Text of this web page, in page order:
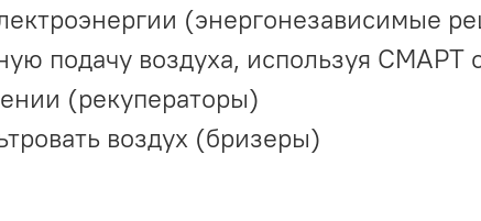
(энергонезависимые
подачу воздуха, используя СМАРТ
(рекуператоры)
воздух (бризеры)